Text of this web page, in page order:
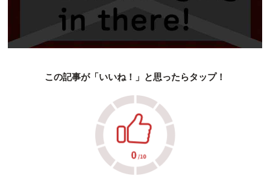
この記事が「いいね！」と思ったらタップ！